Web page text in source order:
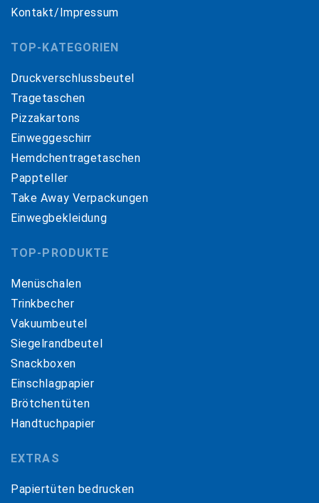
Kontakt/Impressum
TOP-KATEGORIEN
Druckverschlussbeutel
Tragetaschen
Pizzakartons
Einweggeschirr
Hemdchentragetaschen
Pappteller
Take Away Verpackungen
Einwegbekleidung
TOP-PRODUKTE
Menüschalen
Trinkbecher
Vakuumbeutel
Siegelrandbeutel
Snackboxen
Einschlagpapier
Brötchentüten
Handtuchpapier
EXTRAS
Papiertüten bedrucken